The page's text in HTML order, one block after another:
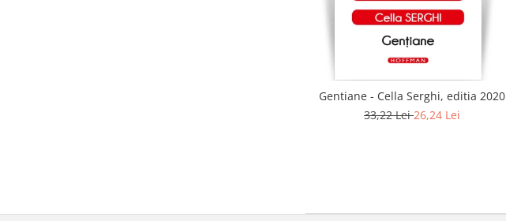
Gentiane - Cella Serghi, editia 2020
33,22 Lei26,24 Lei